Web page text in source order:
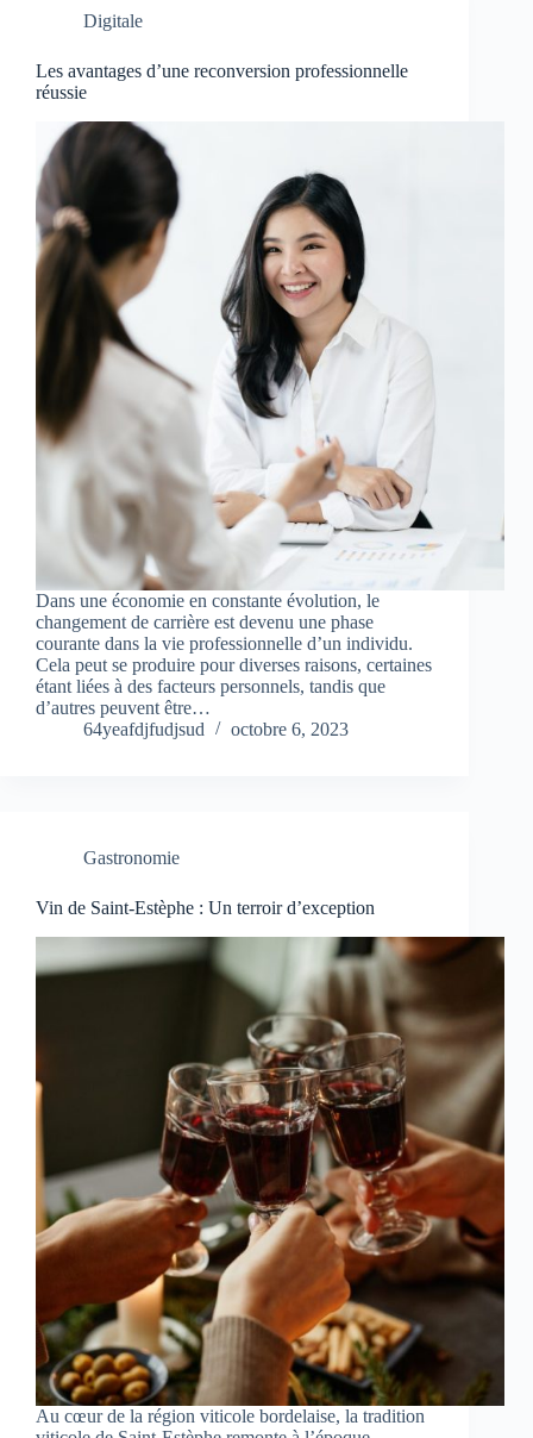
Digitale
Les avantages d’une reconversion professionnelle
réussie
Dans une économie en constante évolution, le
changement de carrière est devenu une phase
courante dans la vie professionnelle d’un individu.
Cela peut se produire pour diverses raisons, certaines
étant liées à des facteurs personnels, tandis que
d’autres peuvent être…
64yeafdjfudjsud
octobre 6, 2023
Gastronomie
Vin de Saint-Estèphe : Un terroir d’exception
Au cœur de la région viticole bordelaise, la tradition